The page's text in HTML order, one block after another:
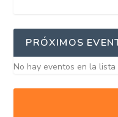
PRÓXIMOS
No hay eventos en la